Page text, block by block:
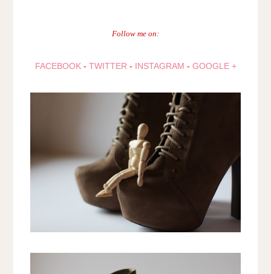
Follow me on:
FACEBOOK- TWITTER - INSTAGRAM - GOOGLE +